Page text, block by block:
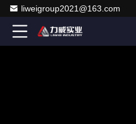
liweigroup2021@163.com